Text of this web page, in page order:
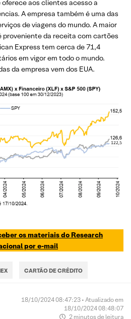
aos clientes acesso a
A empresa também é uma das
de viagens do mundo. A maior
da receita com cartões
Express tem cerca de 71,4
em vigor em todo o mundo.
da empresa vem dos EUA.
os materiais do Research
por e-mail
CARTÃO DE CRÉDITO
18/10/2024 08:47:23 • Atualizado em
18/10/2024 08:48:07
2 minutos de leitura